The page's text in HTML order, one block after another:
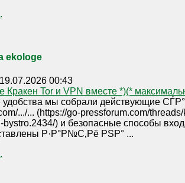
ekologe
19.07.2026 00:43
Кракен Tor и VPN вместе *)(*
мы собрали действующие
.../... (https://go-pressforum.com/
bystro.2434/) и безопасные способы
Р·Р°Р№С‚Рё РЅР° ...